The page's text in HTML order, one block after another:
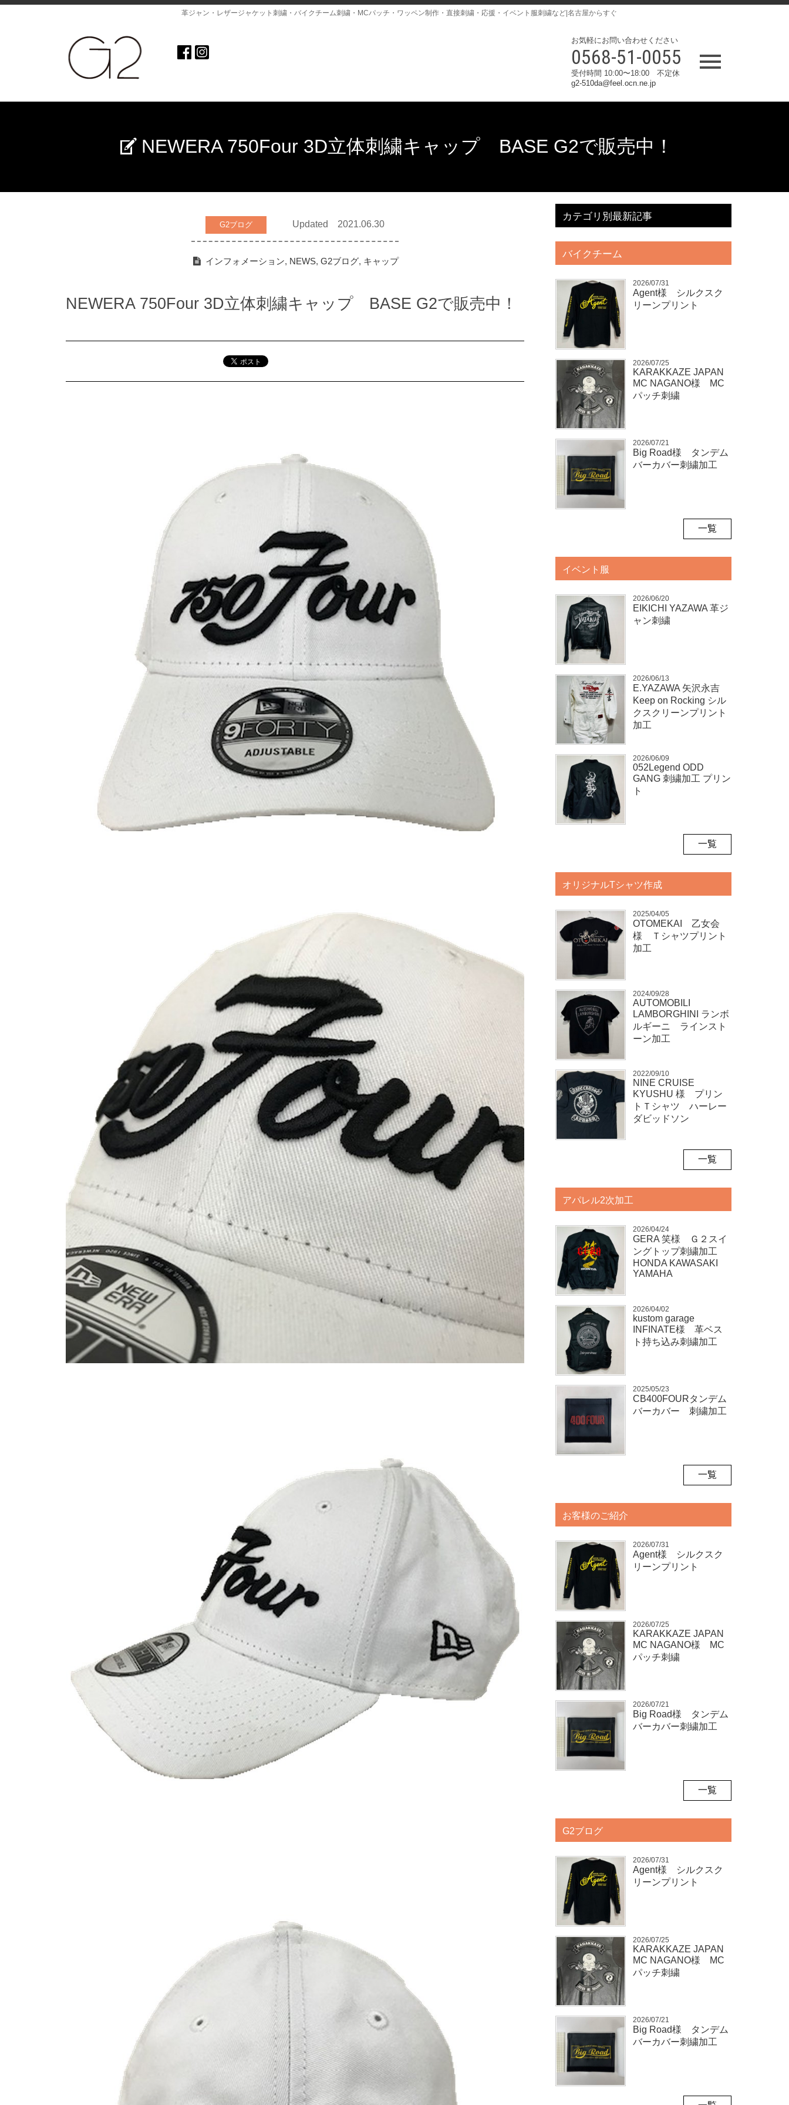
革ジャン・レザージャケット刺繍・バイクチーム刺繍・MCパッチ・ワッペン制作・直接刺繍・応援・イベント服刺繍など|名古屋からすぐ
お気軽にお問い合わせください
0568-51-0055
受付時間 10:00〜18:00 不定休
g2-510da@feel.ocn.ne.jp
NEWERA 750Four 3D立体刺繍キャップ BASE G2で販売中！
G2ブログ Updated 2021.06.30
インフォメーション, NEWS,G2ブログ, キャップ
NEWERA 750Four 3D立体刺繍キャップ BASE G2で販売中！
カテゴリ別最新記事
バイクチーム
2026/07/31
Agent様 シルクスク
リーンプリント
2026/07/25
KARAKKAZE JAPAN
MC NAGANO様 MC
パッチ刺繍
2026/07/21
Big Road様 タンデム
バーカバー刺繍加工
一覧
イベント服
2026/06/20
EIKICHI YAZAWA 革ジ
ャン刺繍
2026/06/13
E.YAZAWA 矢沢永吉
Keep on Rocking シル
クスクリーンプリント
加工
2026/06/09
052Legend ODD
GANG 刺繍加工 プリン
ト
一覧
オリジナルTシャツ作成
2025/04/05
OTOMEKAI 乙女会
様 Ｔシャツプリント
加工
2024/09/28
AUTOMOBILI
LAMBORGHINI ランボ
ルギーニ ラインスト
ーン加工
2022/09/10
NINE CRUISE
KYUSHU 様 プリン
トＴシャツ ハーレー
ダビッドソン
一覧
アパレル2次加工
2026/04/24
GERA 笑様 Ｇ２スイ
ングトップ刺繍加工
HONDA KAWASAKI
YAMAHA
2026/04/02
kustom garage
INFINATE様 革ベス
ト持ち込み刺繍加工
2025/05/23
CB400FOURタンデム
バーカバー 刺繍加工
一覧
お客様のご紹介
2026/07/31
Agent様 シルクスク
リーンプリント
2026/07/25
KARAKKAZE JAPAN
MC NAGANO様 MC
パッチ刺繍
2026/07/21
Big Road様 タンデム
バーカバー刺繍加工
一覧
G2ブログ
2026/07/31
Agent様 シルクスク
リーンプリント
2026/07/25
KARAKKAZE JAPAN
MC NAGANO様 MC
パッチ刺繍
2026/07/21
Big Road様 タンデム
バーカバー刺繍加工